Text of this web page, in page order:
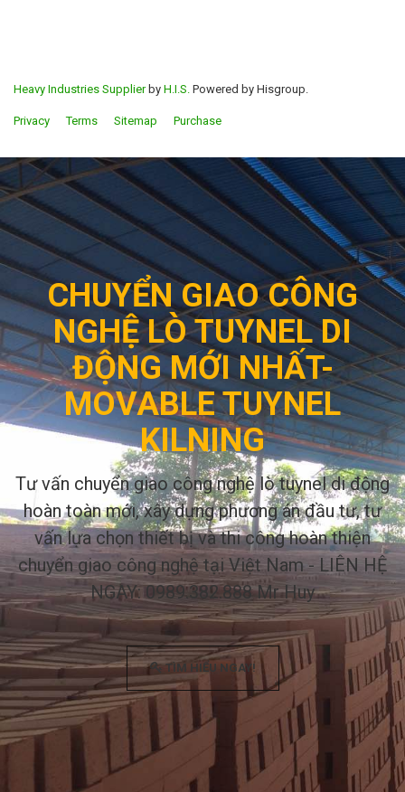
Heavy Industries Supplierby H.I.S. Powered by Hisgroup.
Privacy Terms Sitemap Purchase
CHUYỂN GIAO CÔNG
NGHỆ LÒ TUYNEL DI
ĐỘNG MỚI NHẤT-
MOVABLE TUYNEL
KILNING
Tư vấn chuyển giao công nghệ lò tuynel di động
hoàn toàn mới, xây dựng phương án đầu tư, tư
vấn lựa chọn thiết bị và thi công hoàn thiện
chuyển giao công nghệ tại Việt Nam - LIÊN HỆ
NGAY: 0989.382.888 Mr Huy
TÌM HIỂU NGAY!